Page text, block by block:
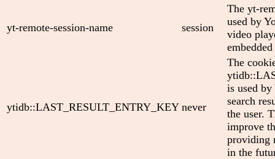
yt-remote-session-name session
The yt-
used by
video
ytidb::LAST_RESULT_ENTRY_KEY never
The
is used by
search
the user.
improve
providing
in the